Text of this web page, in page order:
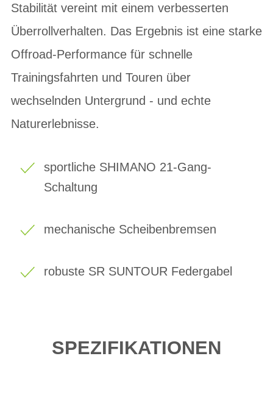
Stabilität vereint mit einem verbesserten
Überrollverhalten. Das Ergebnis ist eine starke
Offroad-Performance für schnelle
Trainingsfahrten und Touren über
wechselnden Untergrund - und echte
Naturerlebnisse.
sportliche SHIMANO 21-Gang-
Schaltung
mechanische Scheibenbremsen
robuste SR SUNTOUR Federgabel
SPEZIFIKATIONEN